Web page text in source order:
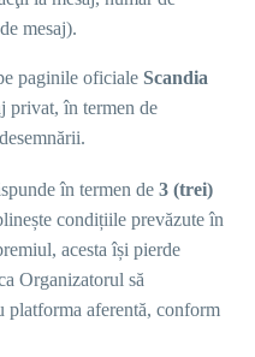
mesaj).
paginile oficiale Scandia
privat, în termen de
în termen de 3 (trei)
condițiile prevăzute în
acesta își pierde
Organizatorul să
platforma aferentă, conform